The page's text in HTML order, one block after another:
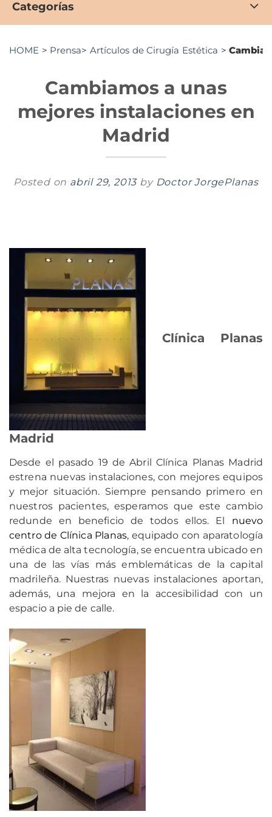
Categorías
HOME > Prensa> Artículos de Cirugía Estética >
Cambiamos a unas
mejores instalaciones en
Madrid
Posted on abril 29, 2013 by Doctor JorgePlanas
Clínica Planas
Madrid
Desde el pasado 19 de Abril Clínica Planas Madrid
estrena nuevas instalaciones, con mejores equipos
y mejor situación. Siempre pensando primero en
nuestros pacientes, esperamos que este cambio
redunde en beneficio de todos ellos. El nuevo
centro de Clínica Planas, equipado con aparatología
médica de alta tecnología, se encuentra ubicado en
una de las vías más emblemáticas de la capital
madrileña. Nuestras nuevas instalaciones aportan,
además, una mejora en la accesibilidad con un
espacio a pie de calle.